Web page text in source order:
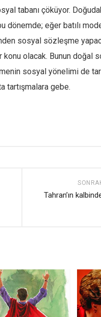
tabanı çöküyor.
dönemde; eğer batılı
sosyal sözleşme
olacak. Bunun doğal
sosyal yönelimi de
tartışmalara gebe.
Tahran’ın